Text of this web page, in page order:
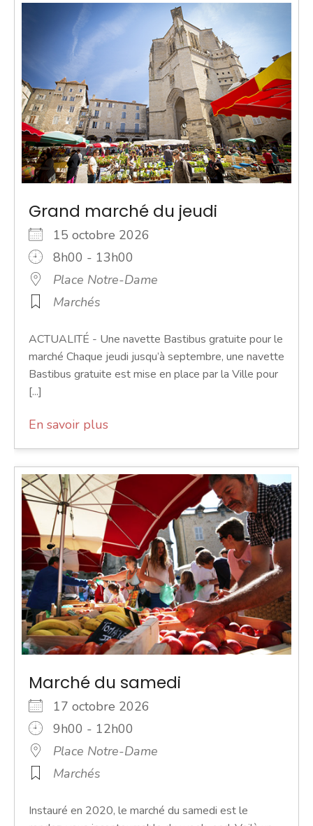
Grand marché du jeudi
15 octobre 2026
8h00 - 13h00
Place Notre-Dame
Marchés
ACTUALITÉ - Une navette Bastibus gratuite pour le
marché Chaque jeudi jusqu’à septembre, une navette
Bastibus gratuite est mise en place par la Ville pour
[...]
En savoir plus
Marché du samedi
17 octobre 2026
9h00 - 12h00
Place Notre-Dame
Marchés
Instauré en 2020, le marché du samedi est le